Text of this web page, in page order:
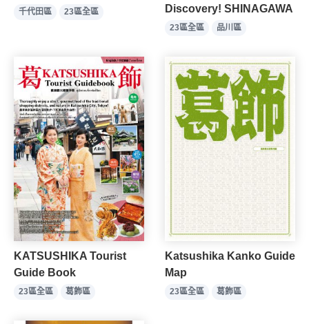
千代田區 23區全區
Discovery! SHINAGAWA
23區全區 品川區
KATSUSHIKA Tourist
Guide Book
23區全區 葛飾區
Katsushika Kanko Guide
Map
23區全區 葛飾區